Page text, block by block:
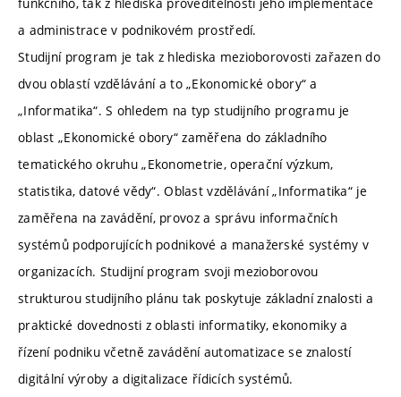
a administrace v podnikovém prostředí.
Studijní program je tak z hlediska mezioborovosti zařazen do
dvou oblastí vzdělávání a to „Ekonomické obory“ a
„Informatika“. S ohledem na typ studijního programu je
oblast „Ekonomické obory“ zaměřena do základního
tematického okruhu „Ekonometrie, operační výzkum,
statistika, datové vědy“. Oblast vzdělávání „Informatika“ je
zaměřena na zavádění, provoz a správu informačních
systémů podporujících podnikové a manažerské systémy v
organizacích. Studijní program svoji mezioborovou
strukturou studijního plánu tak poskytuje základní znalosti a
praktické dovednosti z oblasti informatiky, ekonomiky a
řízení podniku včetně zavádění automatizace se znalostí
digitální výroby a digitalizace řídicích systémů.